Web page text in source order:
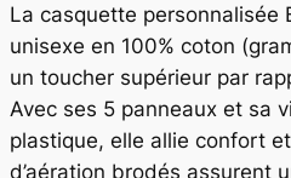
w
La casquette personnalisée
unisexe en 100% coton
un toucher supérieur par
Avec ses 5 panneaux et sa
plastique, elle allie confort
d’aération brodés assurent